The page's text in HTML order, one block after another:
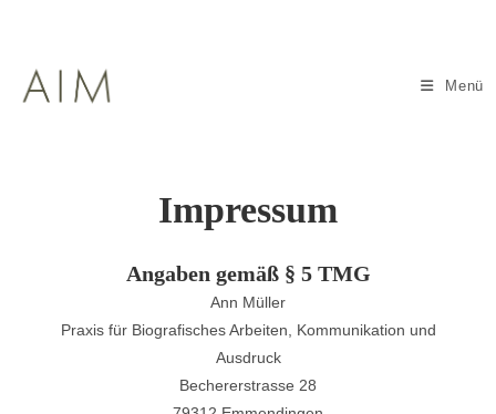
springen
Menü
Impressum
Angaben gemäß § 5 TMG
Ann Müller
Praxis für Biografisches Arbeiten, Kommunikation und
Ausdruck
Bechererstrasse 28